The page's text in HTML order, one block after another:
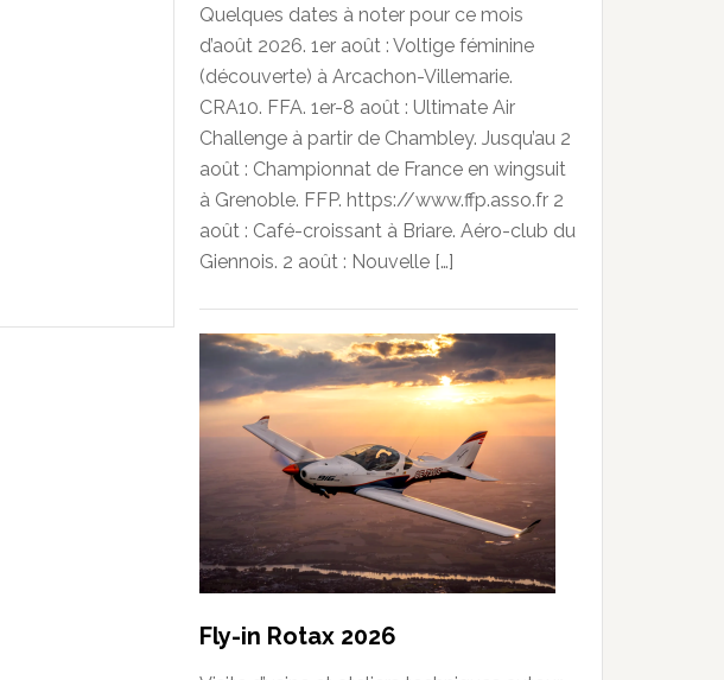
Quelques dates à noter pour ce mois
d’août 2026. 1er août : Voltige féminine
(découverte) à Arcachon-Villemarie.
CRA10. FFA. 1er-8 août : Ultimate Air
Challenge à partir de Chambley. Jusqu’au 2
août : Championnat de France en wingsuit
à Grenoble. FFP. https://www.ffp.asso.fr 2
août : Café-croissant à Briare. Aéro-club du
Giennois. 2 août : Nouvelle […]
Fly-in Rotax 2026